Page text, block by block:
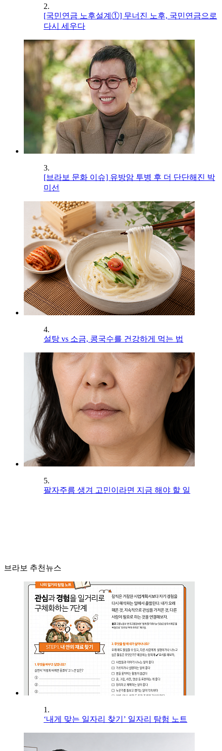
2.
[국민연금 노후설계①] 무너진 노후, 국민연금으로
다시 세우다
3.
[브라보 문화 이슈] 유방암 투병 후 더 단단해진 박
미선
4.
설탕 vs 소금, 콩국수를 건강하게 먹는 법
5.
팔자주름 생겨 고민이라면 지금 해야 할 일
브라보 추천뉴스
1.
‘내게 맞는 일자리 찾기’ 일자리 탐험 노트